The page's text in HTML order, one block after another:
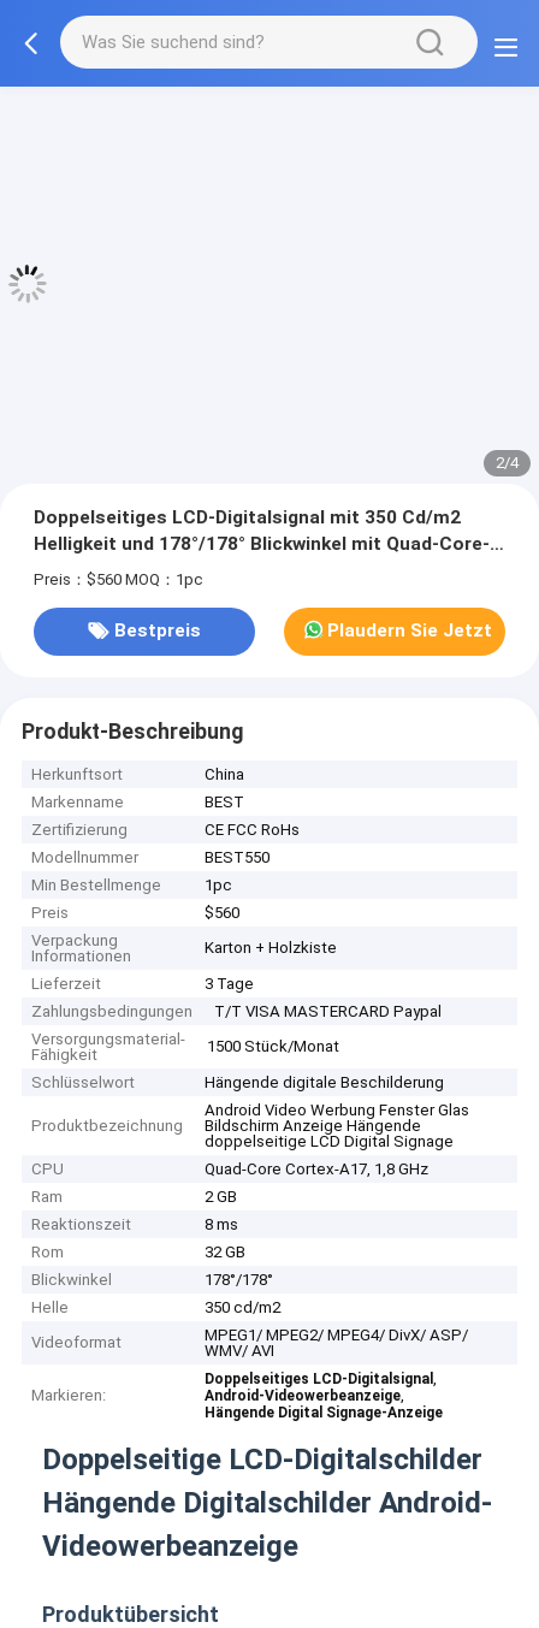
3/4
Doppelseitiges LCD-Digitalsignal mit 350 Cd/m2
Helligkeit und 178°/178° Blickwinkel mit Quad-Core-
CPU Cortex-A17
Preis：$560 MOQ：1pc
Bestpreis Plaudern Sie Jetzt
Produkt-Beschreibung
Herkunftsort
China
Markenname
BEST
Zertifizierung
CE FCC RoHs
Modellnummer
BEST550
Min Bestellmenge
1pc
Preis
$560
Verpackung
Informationen
Karton + Holzkiste
Lieferzeit
3 Tage
Zahlungsbedingungen
T/T VISA MASTERCARD Paypal
Versorgungsmaterial-
Fähigkeit
1500 Stück/Monat
Schlüsselwort
Hängende digitale Beschilderung
Produktbezeichnung
Android Video Werbung Fenster Glas
Bildschirm Anzeige Hängende
doppelseitige LCD Digital Signage
CPU
Quad-Core Cortex-A17, 1,8 GHz
Ram
2 GB
Reaktionszeit
8 ms
Rom
32 GB
Blickwinkel
178°/178°
Helle
350 cd/m2
Videoformat
MPEG1/ MPEG2/ MPEG4/ DivX/ ASP/
WMV/ AVI
Markieren:
Doppelseitiges LCD-Digitalsignal,
Android-Videowerbeanzeige,
Hängende Digital Signage-Anzeige
Doppelseitige LCD-Digitalschilder
Hängende Digitalschilder Android-
Videowerbeanzeige
Produktübersicht